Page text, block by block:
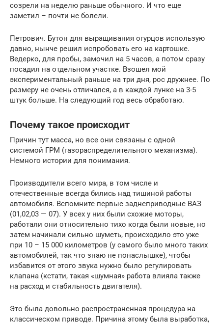
созрели на неделю раньше обычного. И что еще
заметил – почти не болели.
Петрович. Бутон для выращивания огурцов использую
давно, нынче решил испробовать его на картошке.
Ведерко, для пробы, замочил на 5 часов, а потом сразу
посадил на отдельном участке. Взошел мой
экспериментальный раньше на три дня, рос дружнее. По
размеру не очень отличался, а в каждой лунке на 3-5
штук больше. На следующий год весь обработаю.
Почему такое происходит
Причин тут масса, но все они связаны с одной
системой ГРМ (газораспределительного механизма).
Немного истории для понимания.
Производители всего мира, в том числе и
отечественные всегда бились над тишиной работы
автомобиля. Вспомните первые заднеприводные ВАЗ
(01,02,03 — 07). У всех у них были схожие моторы,
работали они относительно тихо когда были новые, но
затем начинали сильно шуметь, происходило это уже
при 10 – 15 000 километров (у самого было много таких
автомобилей, так что знаю не понаслышке), чтобы
избавится от этого звука нужно было регулировать
клапана (кстати, такая «шумная» работа влияла также
на расход и стабильность двигателя).
Это была довольно распространенная процедура на
классическом приводе. Причина этому была выработка,